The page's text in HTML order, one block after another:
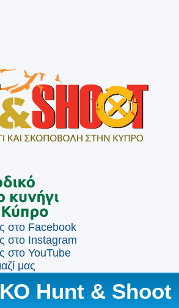
στο Facebook
στο Instagram
στο YouTube
μας
Hunt & Shoot